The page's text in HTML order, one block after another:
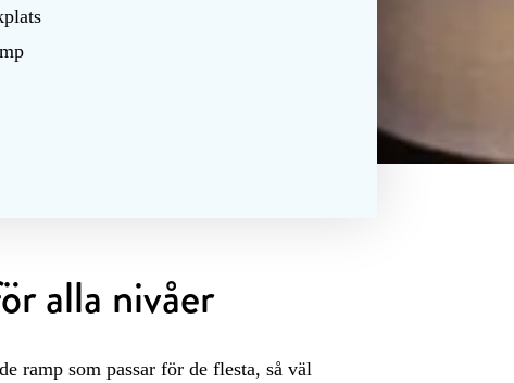
alla nivåer
ramp som passar för de flesta, så väl